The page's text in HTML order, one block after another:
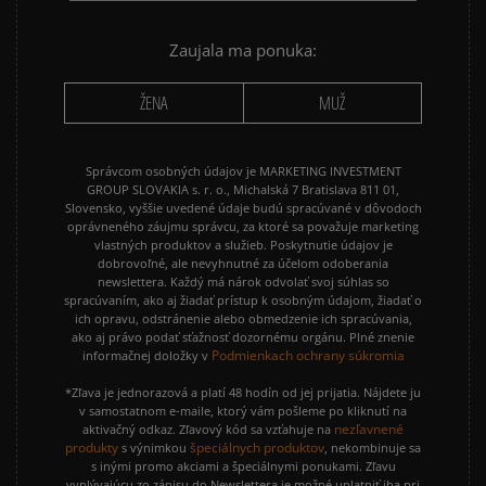
NIKE P-6000 NIKE SHOX
PUMA SPEEDCAT PUMA PALERMO
REEBOK CLUB C
Zaujala ma ponuka:
ŽENA MUŽ
Správcom osobných údajov je MARKETING INVESTMENT
GROUP SLOVAKIA s. r. o., Michalská 7 Bratislava 811 01,
Slovensko, vyššie uvedené údaje budú spracúvané v dôvodoch
oprávneného záujmu správcu, za ktoré sa považuje marketing
vlastných produktov a služieb. Poskytnutie údajov je
dobrovoľné, ale nevyhnutné za účelom odoberania
newslettera. Každý má nárok odvolať svoj súhlas so
spracúvaním, ako aj žiadať prístup k osobným údajom, žiadať o
ich opravu, odstránenie alebo obmedzenie ich spracúvania,
ako aj právo podať sťažnosť dozornému orgánu. Plné znenie
informačnej doložky v Podmienkach ochrany súkromia
*Zľava je jednorazová a platí 48 hodín od jej prijatia. Nájdete ju
v samostatnom e-maile, ktorý vám pošleme po kliknutí na
aktivačný odkaz. Zľavový kód sa vzťahuje na nezľavnené
produkty s výnimkou špeciálnych produktov, nekombinuje sa
s inými promo akciami a špeciálnymi ponukami. Zľavu